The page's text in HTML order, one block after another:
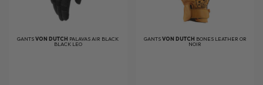
GANTSVON DUTCH PALAVAS AIR BLACK
BLACK LEO
GANTSVON DUTCH BONES LEATHER OR
NOIR